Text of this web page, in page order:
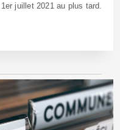
juillet 2021 au plus tard.